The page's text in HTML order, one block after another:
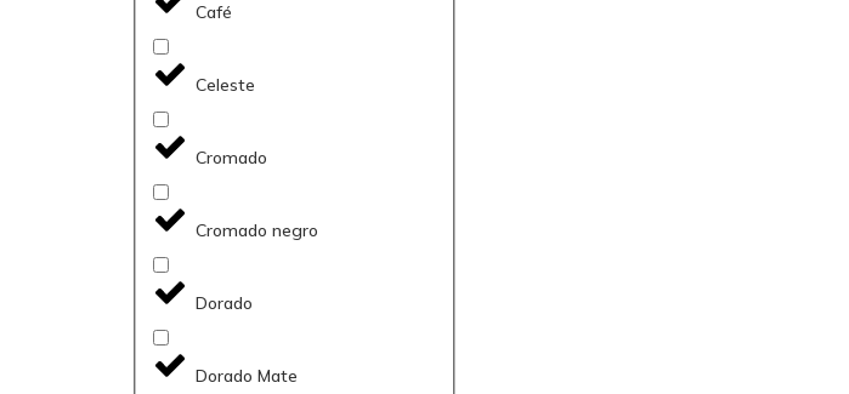
Café
Celeste
Cromado
Cromado negro
Dorado
Dorado Mate